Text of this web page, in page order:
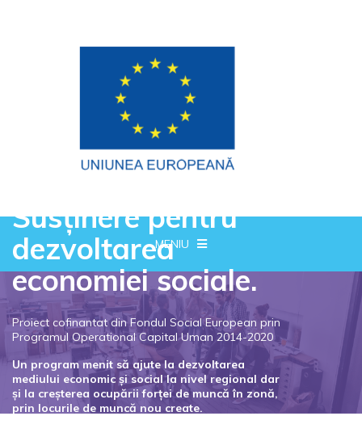
MENIU
Susținere pentru
dezvoltarea
economiei sociale.
Proiect cofinantat din Fondul Social European prin
Programul Operational Capital Uman 2014-2020
Un program menit să ajute la dezvoltarea
mediului economic și social la nivel regional dar
și la creșterea ocupării forței de muncă în zonă,
prin locurile de muncă nou create.